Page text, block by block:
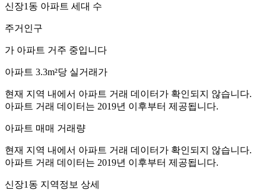
신장1동 아파트 세대 수
주거인구
가 아파트 거주 중입니다
아파트 3.3m²당 실거래가
현재 지역 내에서 아파트 거래 데이터가 확인되지 않습니다.
아파트 거래 데이터는 2019년 이후부터 제공됩니다.
아파트 매매 거래량
현재 지역 내에서 아파트 거래 데이터가 확인되지 않습니다.
아파트 거래 데이터는 2019년 이후부터 제공됩니다.
신장1동 지역정보 상세